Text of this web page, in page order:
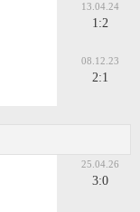
13.04.24
1:2
08.12.23
2:1
25.04.26
3:0